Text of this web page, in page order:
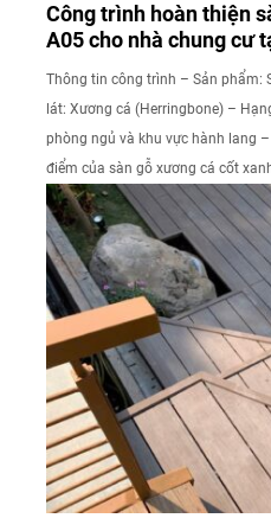
Công trình hoàn thiện
A05 cho nhà chung cư
Thông tin công trình – Sản phẩm:
lát: Xương cá (Herringbone) –
phòng ngủ và khu vực hành lang
điểm của sàn gỗ xương cá cốt